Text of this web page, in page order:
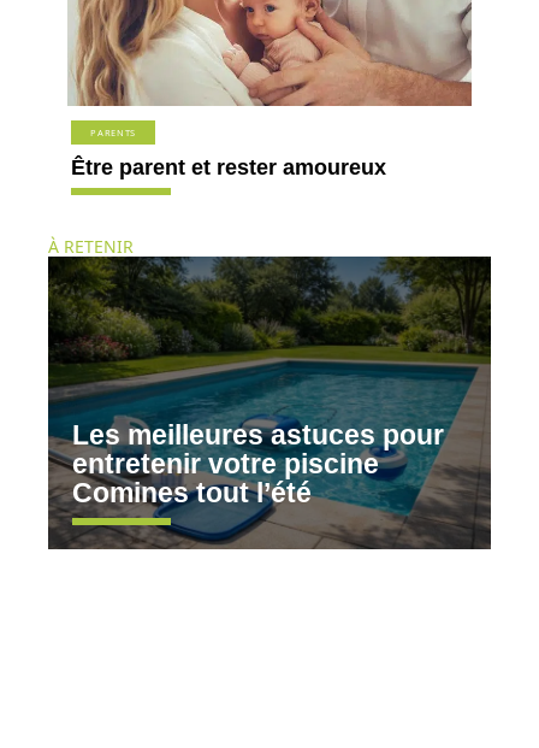
PARENTS
Être parent et rester amoureux
À RETENIR
Les meilleures astuces pour
entretenir votre piscine
Comines tout l’été